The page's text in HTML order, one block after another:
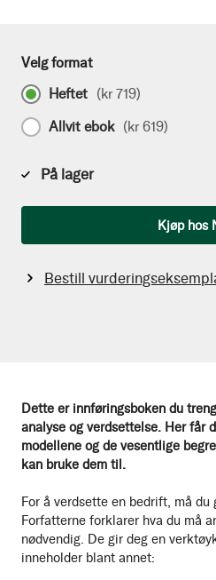
Dette er innføringsboken du
analyse og verdsettelse. Her får
modellene og de vesentlige
kan bruke dem til.
For å verdsette en bedrift, må
Forfatterne forklarer hva du må
nødvendig. De gir deg en
inneholder blant annet:
Velg format
Heftet (kr 719)
Allvit ebok (kr 619)
På lager
Kjøp hos
Bestill